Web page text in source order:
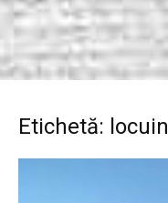
Etichetă: